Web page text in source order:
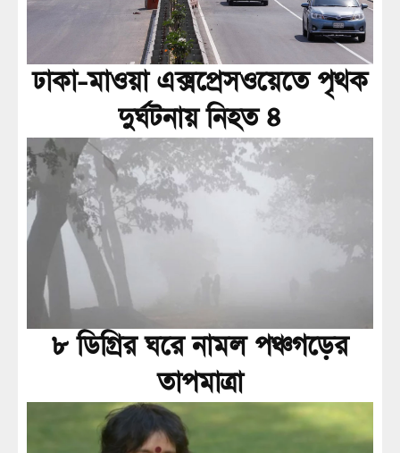
ঢাকা-মাওয়া এক্সপ্রেসওয়েতে পৃথক
দুর্ঘটনায় নিহত ৪
৮ ডিগ্রির ঘরে নামল পঞ্চগড়ের
তাপমাত্রা